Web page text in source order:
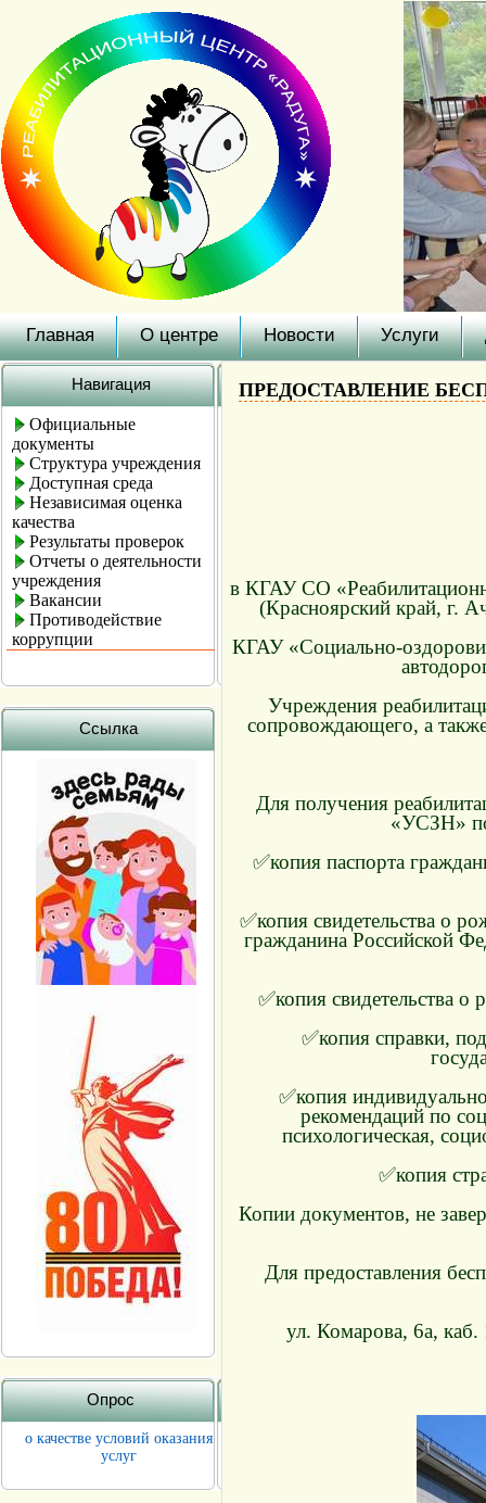
Главная О центре Новости Услуги
Навигация
Официальные
документы
Структура учреждения
Доступная среда
Независимая оценка
качества
Результаты проверок
Отчеты о деятельности
учреждения
Вакансии
Противодействие
коррупции
Ссылка
Опрос
о качестве условий оказания
услуг
ПРЕДОСТАВЛЕНИЕ
в КГАУ СО
(Красноярский край, г.
КГАУ «Социально-
Учреждения
сопровождающего, а
Для получения
«УСЗН»
✅копия паспорта
✅копия свидетельства о
гражданина Российской
✅копия свидетельства о
✅копия справки,
✅копия
рекомендаций по
психологическая,
✅копия
Копии документов, не
Для предоставления
ул. Комарова, 6а,